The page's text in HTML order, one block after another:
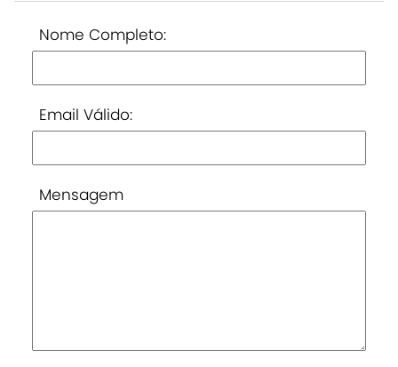
Nome Completo:
Email Válido:
Mensagem